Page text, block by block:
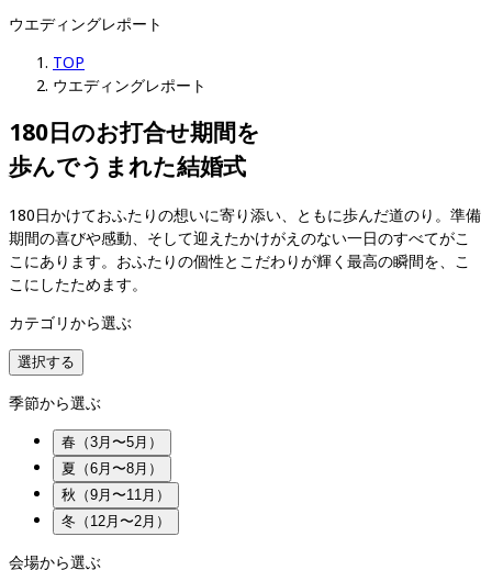
ウエディングレポート
TOP
ウエディングレポート
180日のお打合せ期間を
歩んでうまれた結婚式
180日かけておふたりの想いに寄り添い、ともに歩んだ道のり。準備
期間の喜びや感動、そして迎えたかけがえのない一日のすべてがこ
こにあります。おふたりの個性とこだわりが輝く最高の瞬間を、こ
こにしたためます。
カテゴリから選ぶ
選択する
季節から選ぶ
春（3月〜5月）
夏（6月〜8月）
秋（9月〜11月）
冬（12月〜2月）
会場から選ぶ